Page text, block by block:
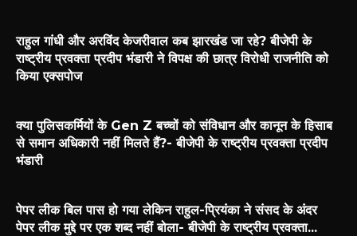
राहुल गांधी और अरविंद केजरीवाल कब झारखंड जा रहे? बीजेपी के
राष्ट्रीय प्रवक्ता प्रदीप भंडारी ने विपक्ष की छात्र विरोधी राजनीति को
किया एक्सपोज
क्या पुलिसकर्मियों के Gen Z बच्चों को संविधान और कानून के हिसाब
से समान अधिकारी नहीं मिलते हैं?- बीजेपी के राष्ट्रीय प्रवक्ता प्रदीप
भंडारी
पेपर लीक बिल पास हो गया लेकिन राहुल-प्रियंका ने संसद के अंदर
पेपर लीक मुद्दे पर एक शब्द नहीं बोला- बीजेपी के राष्ट्रीय प्रवक्ता...